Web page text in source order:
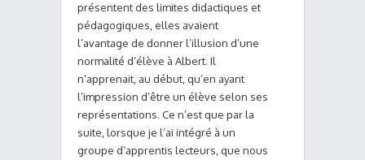
présentent des limites didactiques et
pédagogiques, elles avaient
l’avantage de donner l’illusion d’une
normalité d’élève à Albert. Il
n’apprenait, au début, qu’en ayant
l’impression d’être un élève selon ses
représentations. Ce n’est que par la
suite, lorsque je l’ai intégré à un
groupe d’apprentis lecteurs, que nous